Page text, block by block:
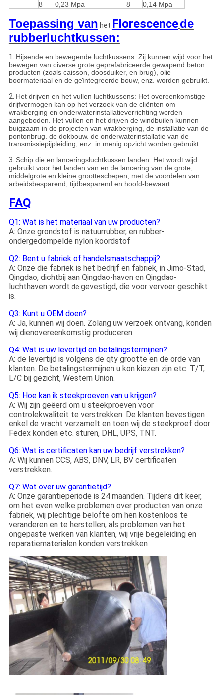
8
0,23 Mpa 8 0,14 Mpa
Toepassing van het Florescencede
rubberluchtkussen:
1. Hijsende en bewegende luchtkussens: Zij kunnen wijd voor het
bewegen van diverse grote geprefabriceerde gewapend beton
producten (zoals caisson, doosduiker, en brug), olie
boormateriaal en de geïntegreerde bouw, enz. worden gebruikt.
2. Het drijven en het vullen luchtkussens: Het overeenkomstige
drijfvermogen kan op het verzoek van de cliënten om
wrakberging en onderwaterinstallatieverrichting worden
aangeboden. Het vullen en het drijven de windbuilen kunnen
buigzaam in de projecten van wrakberging, de installatie van de
pontonbrug, de dokbouw, de onderwaterinstallatie van de
transmissiepijpleiding, enz. in menig opzicht worden gebruikt.
3. Schip die en lanceringsluchtkussen landen: Het wordt wijd
gebruikt voor het landen van en de lancering van de grote,
middelgrote en kleine grootteschepen, met de voordelen van
arbeidsbesparend, tijdbesparend en hoofd-bewaart.
FAQ
Q1: Wat is het materiaal van uw producten?
A: Onze grondstof is natuurrubber, en rubber-
ondergedompelde nylon koordstof
Q2: Bent u fabriek of handelsmaatschappij?
A: Onze die fabriek is het bedrijf en fabriek, in Jimo-Stad,
Qingdao, dichtbij aan Qingdao-haven en Qingdao-
luchthaven wordt de gevestigd, die voor vervoer geschikt
is.
Q3: Kunt u OEM doen?
A: Ja, kunnen wij doen. Zolang uw verzoek ontvang, konden
wij dienovereenkomstig produceren.
Q4: Wat is uw levertijd en betalingstermijnen?
A: de levertijd is volgens de qty grootte en de orde van
klanten. De betalingstermijnen u kon kiezen zijn etc. T/T,
L/C bij gezicht, Western Union.
Q5: Hoe kan ik steekproeven van u krijgen?
A: Wij zijn geëerd om u steekproeven voor
controlekwaliteit te verstrekken. De klanten bevestigen
enkel de vracht verzamelt en toen wij de steekproef door
Fedex konden etc. sturen, DHL, UPS, TNT.
Q6: Wat is certificaten kan uw bedrijf verstrekken?
A: Wij kunnen CCS, ABS, DNV, LR, BV certificaten
verstrekken.
Q7: Wat over uw garantietijd?
A: Onze garantieperiode is 24 maanden. Tijdens dit keer,
om het even welke problemen over producten van onze
fabriek, wij plechtige belofte om hen kostenloos te
veranderen en te herstellen; als problemen van het
ongepaste werken van klanten, wij vrije begeleiding en
reparatiematerialen konden verstrekken